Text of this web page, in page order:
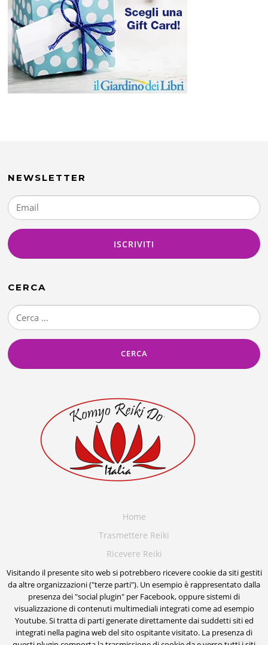
NEWSLETTER
CERCA
Ricerca
per:
Home
Trasmettere Reiki
Ricevere Reiki
Terapia angelica
Blog
Scrivimi
Negozio
Visitando il presente sito web si potrebbero ricevere cookie da siti gestiti
da altre organizzazioni ("terze parti"). Un esempio è rappresentato dalla
presenza dei "social plugin" per Facebook, oppure sistemi di
visualizzazione di contenuti multimediali integrati come ad esempio
Youtube. Si tratta di parti generate direttamente dai suddetti siti ed
integrati nella pagina web del sito ospitante visitato. La presenza di